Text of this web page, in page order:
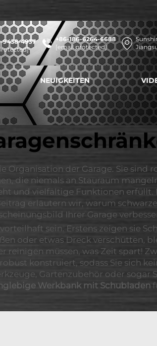
9438-4937
+86-186-6264-6688
[email protected]
NEUIGKEITEN
Organisation der Garage. Sie
die niemals an Stauraum
und vielfältige Funktionen
erläutern wir, warum
Ihrer Garage
sein. Erstens zeigen sie
oder etwas Dreck verschütten,
reinigen müssen, was Zeit spart!
konstruiert, sodass Sie sich
Gartenzubehör oder sogar
Werkbank mit Schubladen